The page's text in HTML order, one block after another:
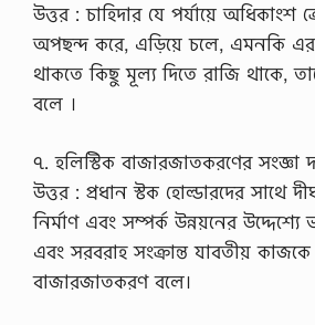
উত্তর : চাহিদার যে পর্যায়ে অধিকাংশ
অপছন্দ করে, এড়িয়ে চলে, এমনকি
থাকতে কিছু মূল্য দিতে রাজি থাকে,
বলে ।
৭. হলিস্টিক বাজারজাতকরণের সংজ্ঞা
উত্তর : প্রধান স্টক হোল্ডারদের সাথে
নির্মাণ এবং সম্পর্ক উন্নয়নের উদ্দেশ্যে
এবং সরবরাহ সংক্রান্ত যাবতীয় কাজকে
বাজারজাতকরণ বলে।